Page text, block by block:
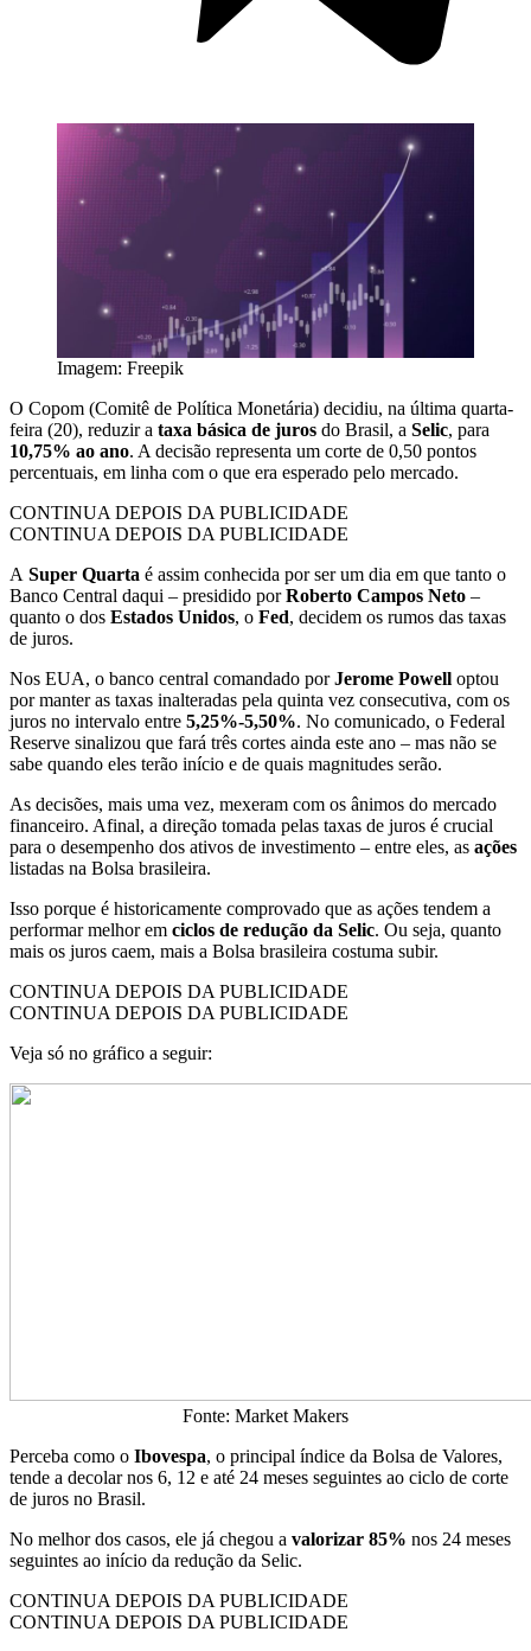
Imagem: Freepik
O Copom (Comitê de Política Monetária) decidiu, na última quarta-
feira (20), reduzir a taxa básica de juros do Brasil, a Selic, para
10,75% ao ano. A decisão representa um corte de 0,50 pontos
percentuais, em linha com o que era esperado pelo mercado.
CONTINUA DEPOIS DA PUBLICIDADE
CONTINUA DEPOIS DA PUBLICIDADE
A Super Quarta é assim conhecida por ser um dia em que tanto o
Banco Central daqui – presidido porRoberto Campos Neto –
quanto o dos Estados Unidos, o Fed, decidem os rumos das taxas
de juros.
Nos EUA, o banco central comandado porJerome Powell optou
por manter as taxas inalteradas pela quinta vez consecutiva, com os
juros no intervalo entre 5,25%-5,50%. No comunicado, o Federal
Reserve sinalizou que fará três cortes ainda este ano – mas não se
sabe quando eles terão início e de quais magnitudes serão.
As decisões, mais uma vez, mexeram com os ânimos do mercado
financeiro. Afinal, a direção tomada pelas taxas de juros é crucial
para o desempenho dos ativos de investimento – entre eles, as ações
listadas na Bolsa brasileira.
Isso porque é historicamente comprovado que as ações tendem a
performar melhor em ciclos de redução da Selic. Ou seja, quanto
mais os juros caem, mais a Bolsa brasileira costuma subir.
CONTINUA DEPOIS DA PUBLICIDADE
CONTINUA DEPOIS DA PUBLICIDADE
Veja só no gráfico a seguir:
Fonte: Market Makers
Perceba como o Ibovespa, o principal índice da Bolsa de Valores,
tende a decolar nos 6, 12 e até 24 meses seguintes ao ciclo de corte
de juros no Brasil.
No melhor dos casos, ele já chegou a valorizar 85% nos 24 meses
seguintes ao início da redução da Selic.
CONTINUA DEPOIS DA PUBLICIDADE
CONTINUA DEPOIS DA PUBLICIDADE